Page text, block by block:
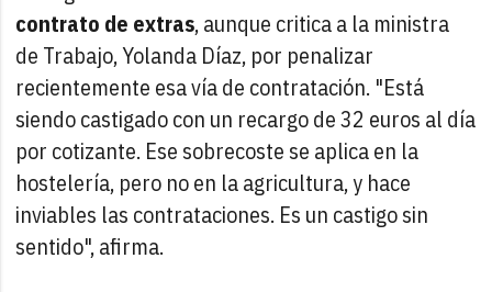
contrato de extras, aunque critica a la ministra
de Trabajo, Yolanda Díaz, por penalizar
recientemente esa vía de contratación. "Está
siendo castigado con un recargo de 32 euros al día
por cotizante. Ese sobrecoste se aplica en la
hostelería, pero no en la agricultura, y hace
inviables las contrataciones. Es un castigo sin
sentido", afirma.